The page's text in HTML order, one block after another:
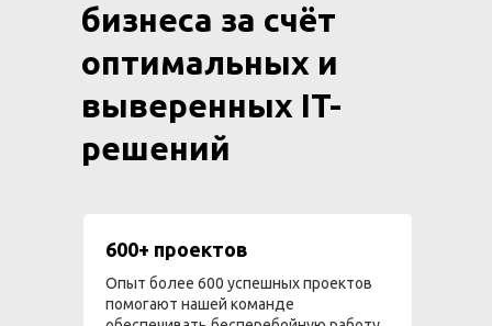
бизнеса за счёт
оптимальных и
выверенных IT-
решений
600+ проектов
Опыт более 600 успешных проектов
помогают нашей команде